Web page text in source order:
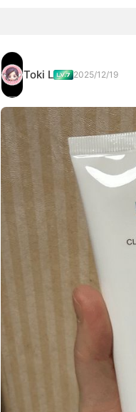
Toki L 2025/12/19